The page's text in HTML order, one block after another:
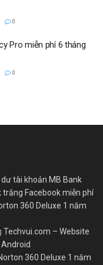
0
Pro miễn phí 6 tháng
0
tài khoản MB Bank
trắng Facebook miễn phí
360 Deluxe 1 năm
Techvui.com – Website
360 Deluxe 1 năm